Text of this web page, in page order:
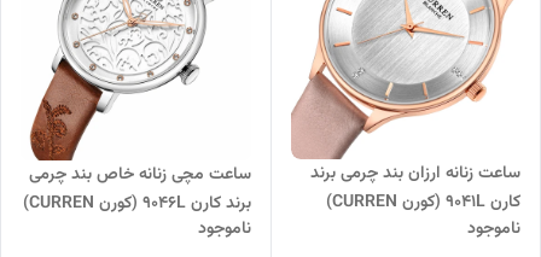
ساعت زنانه ارزان بند چرمی برند
کارن 9041L (کورن CURREN)
نسکافه ای-سفید
ناموجود
ساعت مچی زنانه خاص بند چرمی
برند کارن 9046L (کورن CURREN)
قهوه ای-سفید
ناموجود